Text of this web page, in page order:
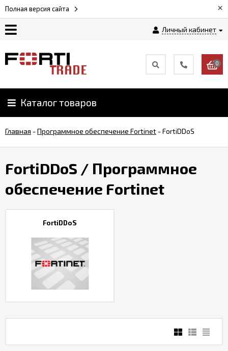
Полная версия сайта ×
Личный кабинет
Доставка
и
0
Каталог товаров
Главная -Программное обеспечение Fortinet -FortiDDoS
FortiDDoS / Программное
обеспечение Fortinet
FortiDDoS